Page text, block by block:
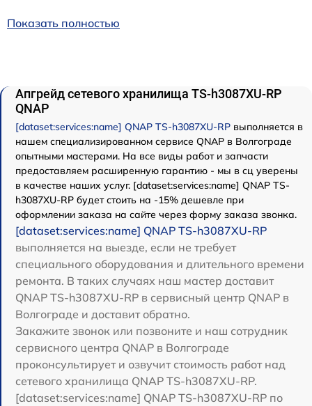
Показать полностью
Апгрейд сетевого хранилища TS-h3087XU-RP
QNAP
[dataset:services:name] QNAP TS-h3087XU-RP выполняется в
нашем специализированном сервисе QNAP в Волгограде
опытными мастерами. На все виды работ и запчасти
предоставляем расширенную гарантию - мы в сц уверены
в качестве наших услуг. [dataset:services:name] QNAP TS-
h3087XU-RP будет стоить на -15% дешевле при
оформлении заказа на сайте через форму заказа звонка.
[dataset:services:name] QNAP TS-h3087XU-RP
выполняется на выезде, если не требует
специального оборудования и длительного времени
ремонта. В таких случаях наш мастер доставит
QNAP TS-h3087XU-RP в сервисный центр QNAP в
Волгограде и доставит обратно.
Закажите звонок или позвоните и наш сотрудник
сервисного центра QNAP в Волгограде
проконсультирует и озвучит стоимость работ над
сетевого хранилища QNAP TS-h3087XU-RP.
[dataset:services:name] QNAP TS-h3087XU-RP по